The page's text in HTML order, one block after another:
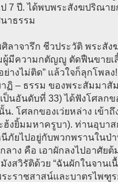
7 ปี. ได้พบพระสังฆปริณาย
าธรรม
ลาจารึก ชีวประวัติ พระสัง
มีความกตัญญู ตัดฟืนขายเลี้
ย่างไม่ติด” แล้วใจก็ลุกโพล
ฏิ – ธรรม ของพระสัมมาสั
ป็นอันดับที่ 33) ได้ฟังโศลก
น. โศลกของเว่ยหล่าง เข้
ฮ้งยิ้มมหาครูบา). ท่านอุบา
ภัยไปอยู่กับพวกพรานในป่า
ลาง คือ เอาผักลงไปอาศัย
งสวิรัติด้วย “ฉันผักในจานเ
ะราชสาสน์และบาตรไพฑู